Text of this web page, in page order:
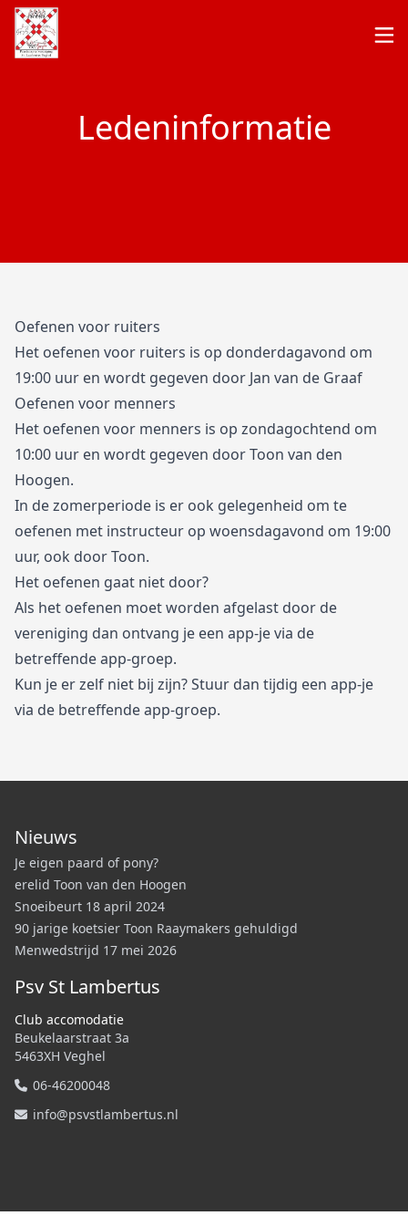
Ledeninformatie
Oefenen voor ruiters
Het oefenen voor ruiters is op donderdagavond om
19:00 uur en wordt gegeven door Jan van de Graaf
Oefenen voor menners
Het oefenen voor menners is op zondagochtend om
10:00 uur en wordt gegeven door Toon van den
Hoogen.
In de zomerperiode is er ook gelegenheid om te
oefenen met instructeur op woensdagavond om 19:00
uur, ook door Toon.
Het oefenen gaat niet door?
Als het oefenen moet worden afgelast door de
vereniging dan ontvang je een app-je via de
betreffende app-groep.
Kun je er zelf niet bij zijn? Stuur dan tijdig een app-je
via de betreffende app-groep.
Nieuws
Je eigen paard of pony?
erelid Toon van den Hoogen
Snoeibeurt 18 april 2024
90 jarige koetsier Toon Raaymakers gehuldigd
Menwedstrijd 17 mei 2026
Psv St Lambertus
Club accomodatie
Beukelaarstraat 3a
5463XH Veghel
06-46200048
info@psvstlambertus.nl